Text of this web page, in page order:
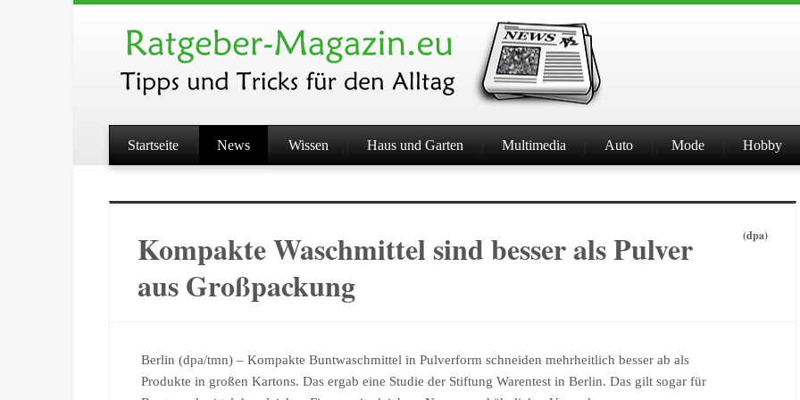
Startseite News Wissen Haus und Garten Multimedia Auto Mode Hobby
Kompakte Waschmittel sind besser als Pulver
aus Großpackung
(dpa)
Berlin (dpa/tmn) – Kompakte Buntwaschmittel in Pulverform schneiden mehrheitlich besser ab als
Produkte in großen Kartons. Das ergab eine Studie der Stiftung Warentest in Berlin. Das gilt sogar für